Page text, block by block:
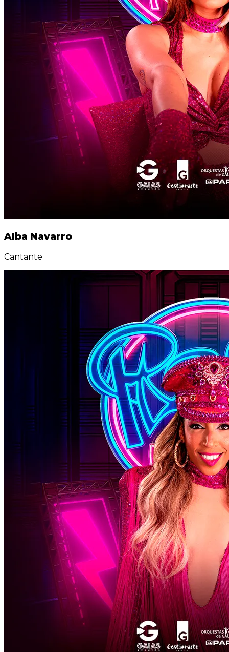
Alba Navarro
Cantante